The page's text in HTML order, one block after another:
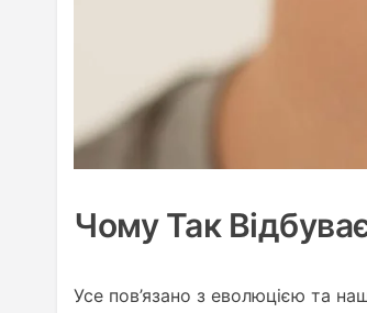
Чому Так
Усе пов’язано з еволюцією та